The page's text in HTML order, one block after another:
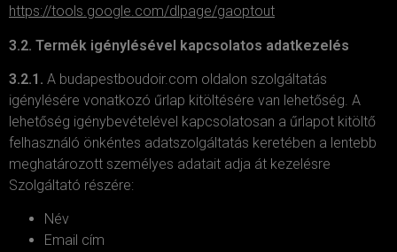
https://tools.google.com/dlpage/gaoptout
3.2. Termék igénylésével kapcsolatos adatkezelés
3.2.1. A budapestboudoir.com oldalon szolgáltatás
igénylésére vonatkozó űrlap kitöltésére van lehetőség. A
lehetőség igénybevételével kapcsolatosan a űrlapot kitöltő
felhasználó önkéntes adatszolgáltatás keretében a lentebb
meghatározott személyes adatait adja át kezelésre
Szolgáltató részére:
Név
Email cím